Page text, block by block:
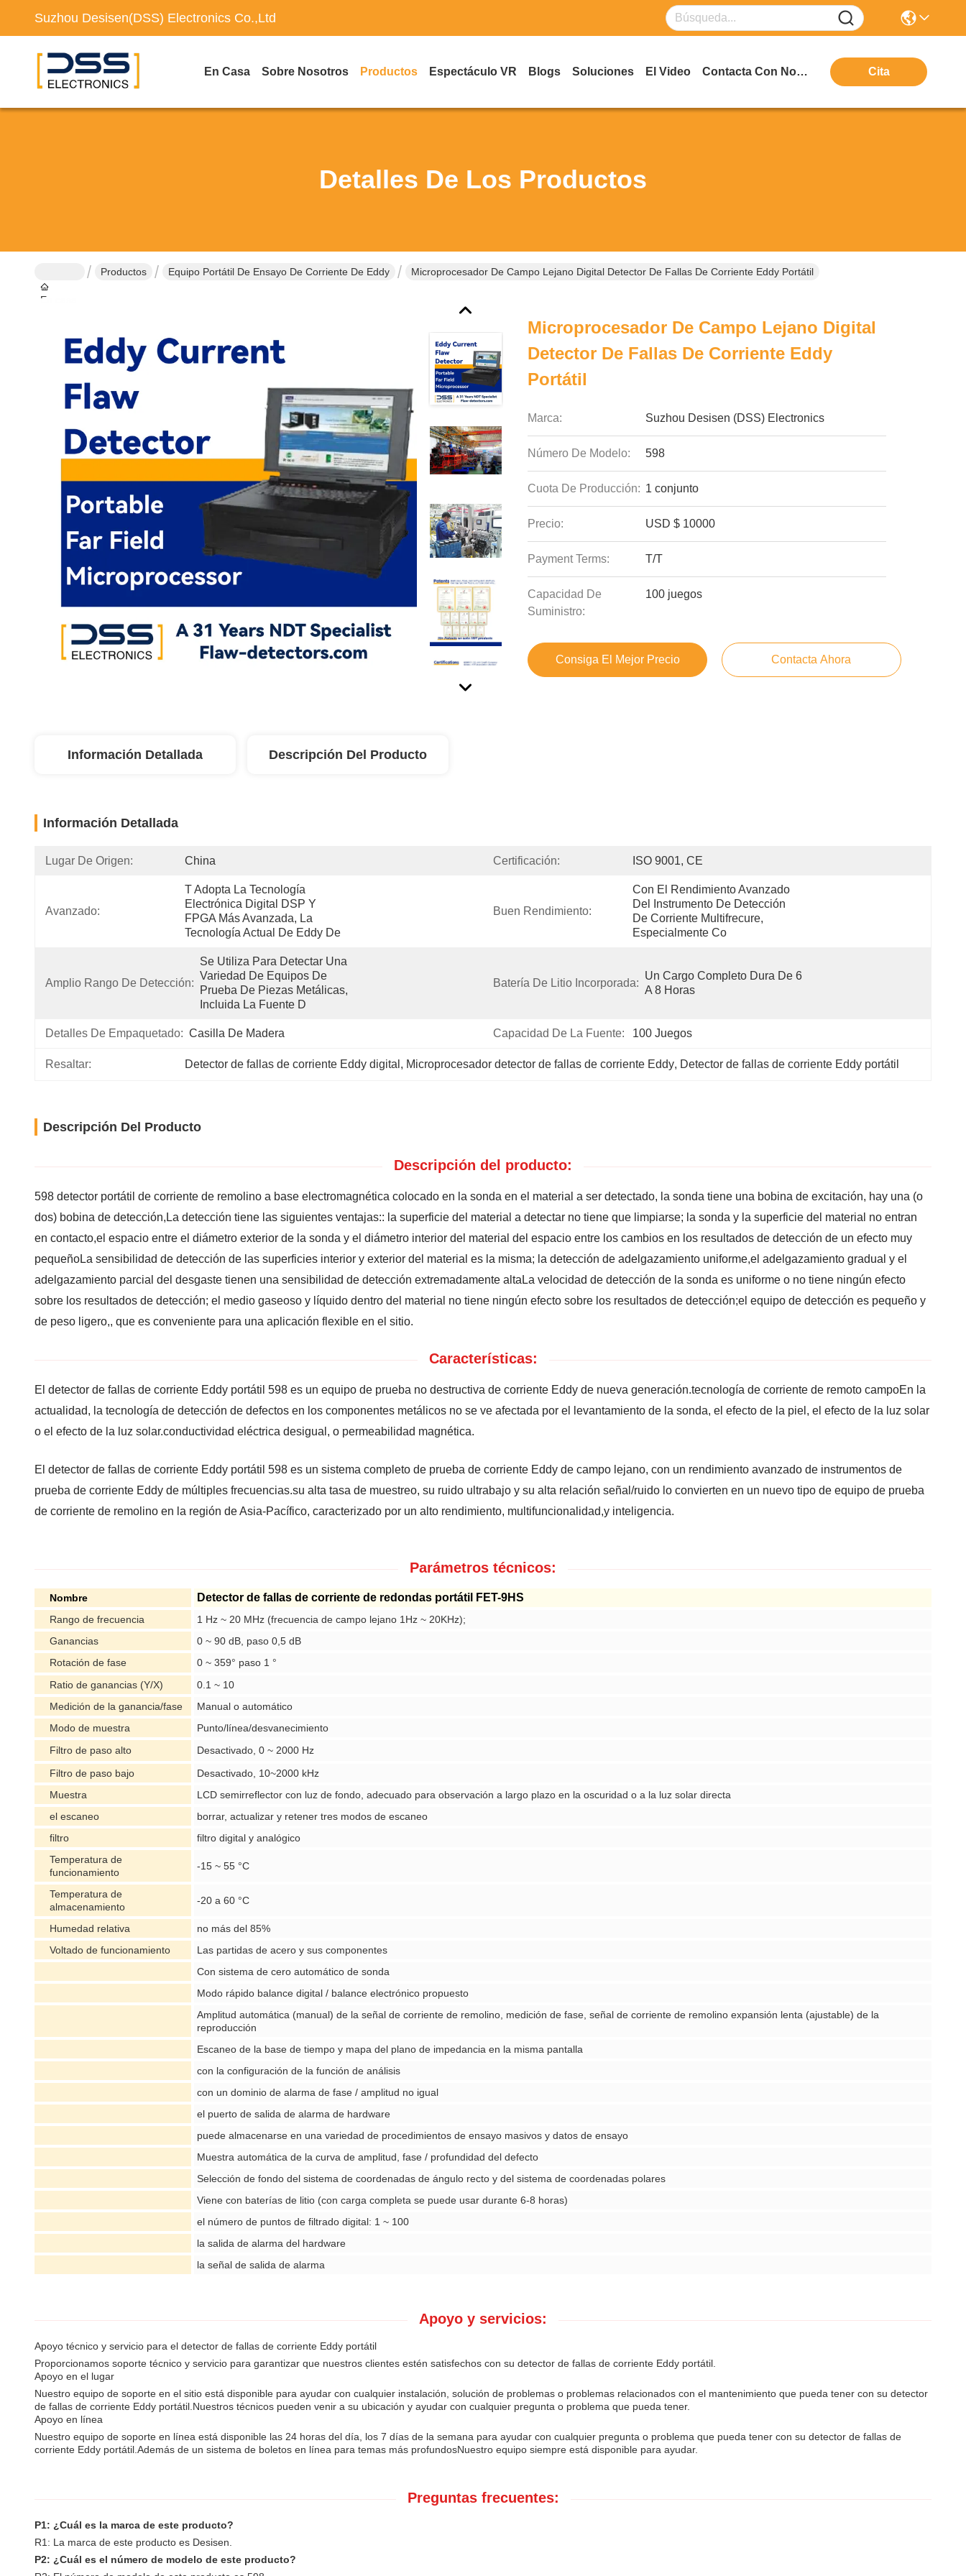
Suzhou Desisen(DSS) Electronics Co.,Ltd
En Casa Sobre Nosotros Productos Espectáculo VR Blogs Soluciones El Video Contacta Con Nosotros Cita
Detalles De Los Productos
En casa
Productos Equipo Portátil De Ensayo De Corriente De Eddy Microprocesador De Campo Lejano Digital Detector De Fallas De Corriente Eddy Portátil
Microprocesador De Campo Lejano Digital
Detector De Fallas De Corriente Eddy
Portátil
Marca: Suzhou Desisen (DSS) Electronics
Número De Modelo: 598
Cuota De Producción: 1 conjunto
Precio: USD $ 10000
Payment Terms: T/T
Capacidad De
Suministro:
100 juegos
Consiga El Mejor Precio Contacta Ahora
Información Detallada Descripción Del Producto
Información Detallada
Lugar De Origen: China Certificación: ISO 9001, CE
Avanzado:
T Adopta La Tecnología
Electrónica Digital DSP Y
FPGA Más Avanzada, La
Tecnología Actual De Eddy De
Buen Rendimiento:
Con El Rendimiento Avanzado
Del Instrumento De Detección
De Corriente Multifrecure,
Especialmente Co
Amplio Rango De Detección:
Se Utiliza Para Detectar Una
Variedad De Equipos De
Prueba De Piezas Metálicas,
Incluida La Fuente D
Batería De Litio Incorporada:
Un Cargo Completo Dura De 6
A 8 Horas
Detalles De Empaquetado: Casilla De Madera Capacidad De La Fuente: 100 Juegos
Resaltar: Detector de fallas de corriente Eddy digital , Microprocesador detector de fallas de corriente Eddy, Detector de fallas de corriente Eddy portátil
Descripción Del Producto
Descripción del producto:
598 detector portátil de corriente de remolino a base electromagnética colocado en la sonda en el material a ser detectado, la sonda tiene una bobina de excitación, hay una (o
dos) bobina de detección,La detección tiene las siguientes ventajas:: la superficie del material a detectar no tiene que limpiarse; la sonda y la superficie del material no entran
en contacto,el espacio entre el diámetro exterior de la sonda y el diámetro interior del material del espacio entre los cambios en los resultados de detección de un efecto muy
pequeñoLa sensibilidad de detección de las superficies interior y exterior del material es la misma; la detección de adelgazamiento uniforme,el adelgazamiento gradual y el
adelgazamiento parcial del desgaste tienen una sensibilidad de detección extremadamente altaLa velocidad de detección de la sonda es uniforme o no tiene ningún efecto
sobre los resultados de detección; el medio gaseoso y líquido dentro del material no tiene ningún efecto sobre los resultados de detección;el equipo de detección es pequeño y
de peso ligero,, que es conveniente para una aplicación flexible en el sitio.
Características:
El detector de fallas de corriente Eddy portátil 598 es un equipo de prueba no destructiva de corriente Eddy de nueva generación.tecnología de corriente de remoto campoEn la
actualidad, la tecnología de detección de defectos en los componentes metálicos no se ve afectada por el levantamiento de la sonda, el efecto de la piel, el efecto de la luz solar
o el efecto de la luz solar.conductividad eléctrica desigual, o permeabilidad magnética.
El detector de fallas de corriente Eddy portátil 598 es un sistema completo de prueba de corriente Eddy de campo lejano, con un rendimiento avanzado de instrumentos de
prueba de corriente Eddy de múltiples frecuencias.su alta tasa de muestreo, su ruido ultrabajo y su alta relación señal/ruido lo convierten en un nuevo tipo de equipo de prueba
de corriente de remolino en la región de Asia-Pacífico, caracterizado por un alto rendimiento, multifuncionalidad,y inteligencia.
Parámetros técnicos:
Nombre Detector de fallas de corriente de redondas portátil FET-9HS
Rango de frecuencia
1 Hz ~ 20 MHz (frecuencia de campo lejano 1Hz ~ 20KHz);
Ganancias
0 ~ 90 dB, paso 0,5 dB
Rotación de fase
0 ~ 359° paso 1 °
Ratio de ganancias (Y/X)
0.1 ~ 10
Medición de la ganancia/fase
Manual o automático
Modo de muestra
Punto/línea/desvanecimiento
Filtro de paso alto
Desactivado, 0 ~ 2000 Hz
Filtro de paso bajo
Desactivado, 10~2000 kHz
Muestra
LCD semirreflector con luz de fondo, adecuado para observación a largo plazo en la oscuridad o a la luz solar directa
el escaneo
borrar, actualizar y retener tres modos de escaneo
filtro
filtro digital y analógico
Temperatura de
funcionamiento
-15 ~ 55 °C
Temperatura de
almacenamiento
-20 a 60 °C
Humedad relativa
no más del 85%
Voltado de funcionamiento
Las partidas de acero y sus componentes
Con sistema de cero automático de sonda
Modo rápido balance digital / balance electrónico propuesto
Amplitud automática (manual) de la señal de corriente de remolino, medición de fase, señal de corriente de remolino expansión lenta (ajustable) de la
reproducción
Escaneo de la base de tiempo y mapa del plano de impedancia en la misma pantalla
con la configuración de la función de análisis
con un dominio de alarma de fase / amplitud no igual
el puerto de salida de alarma de hardware
puede almacenarse en una variedad de procedimientos de ensayo masivos y datos de ensayo
Muestra automática de la curva de amplitud, fase / profundidad del defecto
Selección de fondo del sistema de coordenadas de ángulo recto y del sistema de coordenadas polares
Viene con baterías de litio (con carga completa se puede usar durante 6-8 horas)
el número de puntos de filtrado digital: 1 ~ 100
la salida de alarma del hardware
la señal de salida de alarma
Apoyo y servicios:
Apoyo técnico y servicio para el detector de fallas de corriente Eddy portátil
Proporcionamos soporte técnico y servicio para garantizar que nuestros clientes estén satisfechos con su detector de fallas de corriente Eddy portátil.
Apoyo en el lugar
Nuestro equipo de soporte en el sitio está disponible para ayudar con cualquier instalación, solución de problemas o problemas relacionados con el mantenimiento que pueda tener con su detector
de fallas de corriente Eddy portátil.Nuestros técnicos pueden venir a su ubicación y ayudar con cualquier pregunta o problema que pueda tener.
Apoyo en línea
Nuestro equipo de soporte en línea está disponible las 24 horas del día, los 7 días de la semana para ayudar con cualquier pregunta o problema que pueda tener con su detector de fallas de
corriente Eddy portátil.Además de un sistema de boletos en línea para temas más profundosNuestro equipo siempre está disponible para ayudar.
Preguntas frecuentes:
P1: ¿Cuál es la marca de este producto?
R1: La marca de este producto es Desisen.
P2: ¿Cuál es el número de modelo de este producto?